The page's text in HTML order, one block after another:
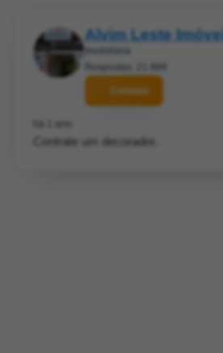
Alvim Leste
Imobiliária
Respostas: 21.889
Contatar
há 1 ano
Contrate um decorador.